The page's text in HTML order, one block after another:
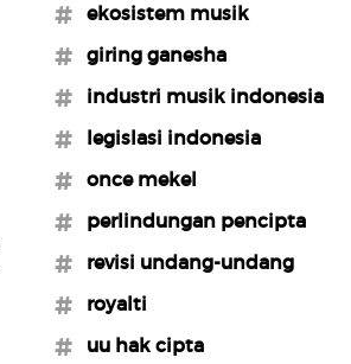
#ekosistem musik
#giring ganesha
#industri musik indonesia
#legislasi indonesia
#once mekel
#perlindungan pencipta
#revisi undang-undang
#royalti
#uu hak cipta